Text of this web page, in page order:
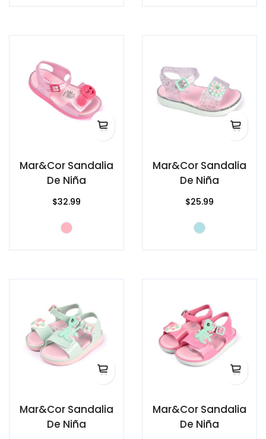
Mar&Cor Sandalia
De Niña
$32.99
Mar&Cor Sandalia
De Niña
$25.99
Mar&Cor Sandalia
De Niña
Mar&Cor Sandalia
De Niña